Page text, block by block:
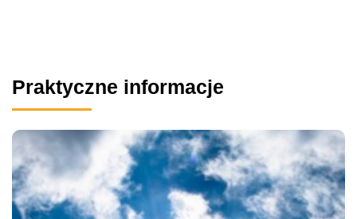
Praktyczne informacje